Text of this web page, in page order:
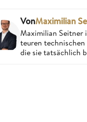
VonMaximilian
Maximilian Seitner
teuren
die sie tatsächlich